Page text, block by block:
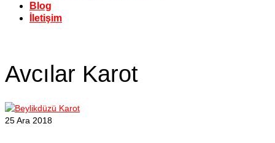
Blog
İletişim
Avcılar Karot
25Ara 2018